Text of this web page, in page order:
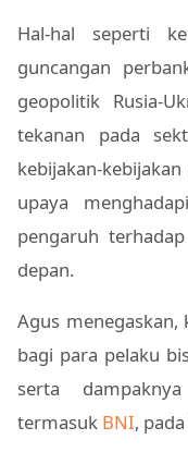
Hal-hal seperti
guncangan
geopolitik Rusia-
tekanan pada
kebijakan-
upaya
pengaruh
depan.
Agus
bagi para pelaku
serta
termasuk BNI,